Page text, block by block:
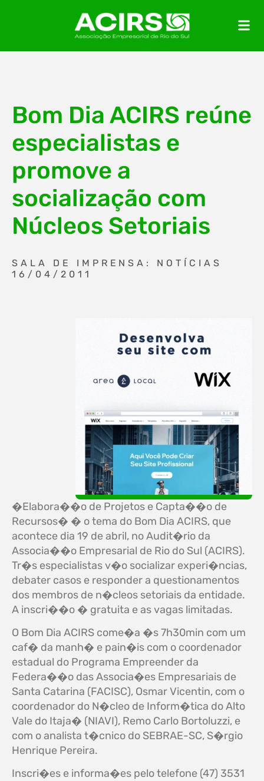
Bom Dia ACIRS reúne
especialistas e
promove a
socialização com
Núcleos Setoriais
SALA DE IMPRENSA: NOTÍCIAS
16/04/2011
�Elabora��o de Projetos e Capta��o de
Recursos� � o tema do Bom Dia ACIRS, que
acontece dia 19 de abril, no Audit�rio da
Associa��o Empresarial de Rio do Sul (ACIRS).
Tr�s especialistas v�o socializar experi�ncias,
debater casos e responder a questionamentos
dos membros de n�cleos setoriais da entidade.
A inscri��o � gratuita e as vagas limitadas.
O Bom Dia ACIRS come�a �s 7h30min com um
caf� da manh� e pain�is com o coordenador
estadual do Programa Empreender da
Federa��o das Associa�es Empresariais de
Santa Catarina (FACISC), Osmar Vicentin, com o
coordenador do N�cleo de Inform�tica do Alto
Vale do Itaja� (NIAVI), Remo Carlo Bortoluzzi, e
com o analista t�cnico do SEBRAE-SC, S�rgio
Henrique Pereira.
Inscri�es e informa�es pelo telefone (47) 3531